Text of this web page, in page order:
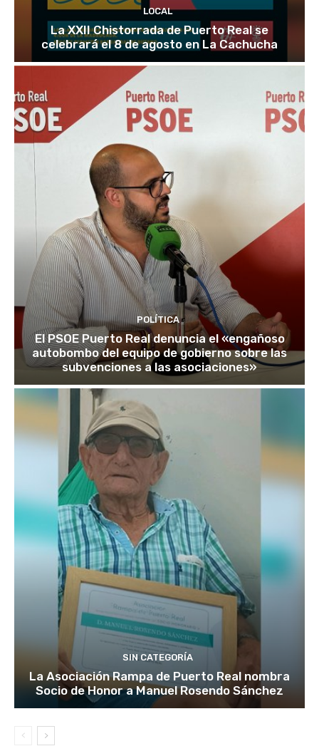
LOCAL
La XXII Chistorrada de Puerto Real se
celebrará el 8 de agosto en La Cachucha
POLÍTICA
El PSOE Puerto Real denuncia el «engañoso
autobombo del equipo de gobierno sobre las
subvenciones a las asociaciones»
SIN CATEGORÍA
La Asociación Rampa de Puerto Real nombra
Socio de Honor a Manuel Rosendo Sánchez